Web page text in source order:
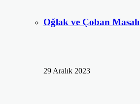
Oğlak ve Çoban Masalı
29 Aralık 2023